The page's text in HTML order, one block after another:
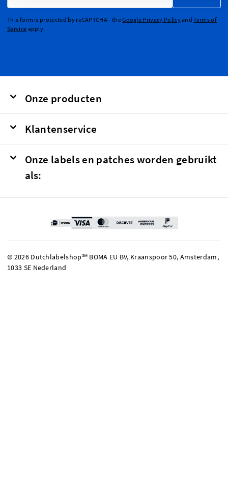
This form is protected by reCAPTCHA - theGoogle Privacy PolicyandTerms of
Service apply.
Onze producten
Klantenservice
Onze labels en patches worden gebruikt
als:
© 2026 Dutchlabelshop℠ BOMA EU BV, Kraanspoor 50, Amsterdam,
1033 SE Nederland